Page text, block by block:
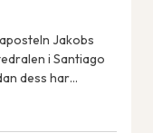
Jakobs
i Santiago
dess har